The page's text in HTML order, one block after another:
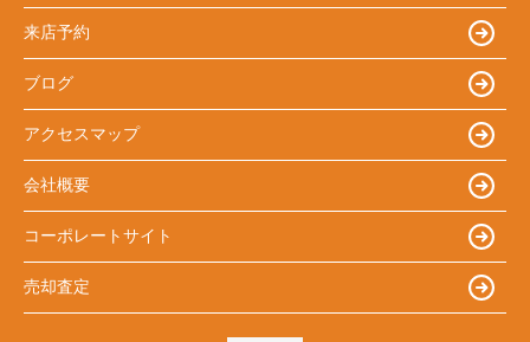
来店予約
ブログ
アクセスマップ
会社概要
コーポレートサイト
売却査定